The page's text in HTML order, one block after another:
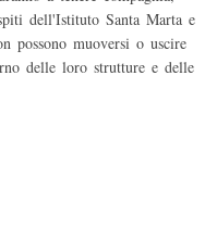
dell'Istituto Santa Marta e
possono muoversi o uscire
delle loro strutture e delle